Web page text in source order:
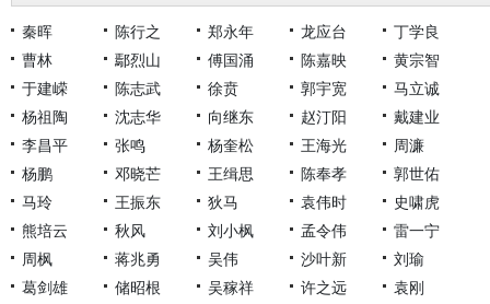
秦晖 陈行之 郑永年 龙应台
丁学良
曹林
鄢烈山 傅国涌 陈嘉映
黄宗智
于建嵘
陈志武 徐贲 郭宇宽
马立诚
杨祖陶
沈志华 向继东 赵汀阳
戴建业
李昌平
张鸣 杨奎松 王海光
周濂
杨鹏
邓晓芒 王缉思 陈奉孝
郭世佑
马玲
王振东 狄马 袁伟时
史啸虎
熊培云
秋风 刘小枫 孟令伟
雷一宁
周枫
蒋兆勇 吴伟 沙叶新
刘瑜
葛剑雄
储昭根 吴稼祥 许之远 袁刚